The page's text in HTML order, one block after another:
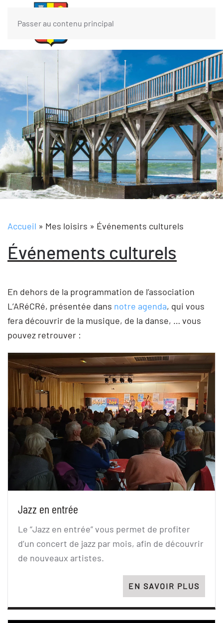
Passer au contenu principal
Accueil » Mes loisirs » Événements culturels
Événements culturels
En dehors de la programmation de l’association
L’ARéCRé, présentée dans notre agenda, qui vous
fera découvrir de la musique, de la danse, … vous
pouvez retrouver :
Jazz en entrée
Le “Jazz en entrée” vous permet de profiter
d’un concert de jazz par mois, afin de découvrir
de nouveaux artistes.
EN SAVOIR PLUS